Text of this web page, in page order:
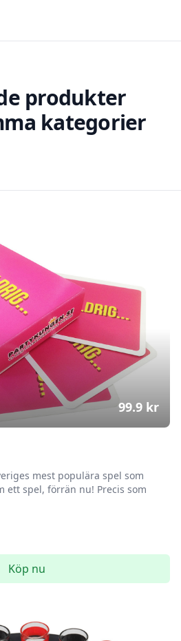
produkter
kategorier
mest populära spel som
ett spel, förrän nu! Precis som
99.9 kr
Köp nu